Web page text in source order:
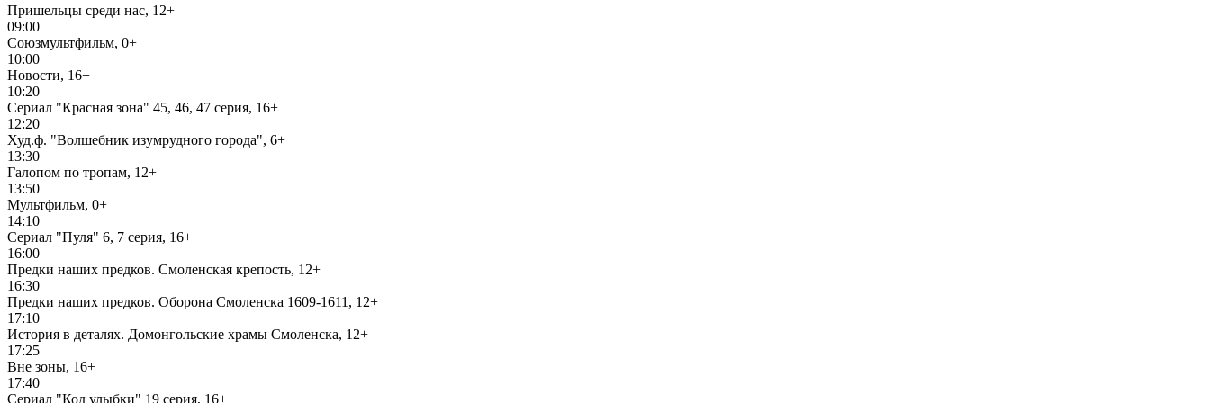
Пришельцы среди нас, 12+
09:00
Союзмультфильм, 0+
10:00
Новости, 16+
10:20
Сериал "Красная зона" 45, 46, 47 серия, 16+
12:20
Худ.ф. "Волшебник изумрудного города", 6+
13:30
Галопом по тропам, 12+
13:50
Мультфильм, 0+
14:10
Сериал "Пуля" 6, 7 серия, 16+
16:00
Предки наших предков. Смоленская крепость, 12+
16:30
Предки наших предков. Оборона Смоленска 1609-1611, 12+
17:10
История в деталях. Домонгольские храмы Смоленска, 12+
17:25
Вне зоны, 16+
17:40
Сериал "Код улыбки" 19 серия, 16+